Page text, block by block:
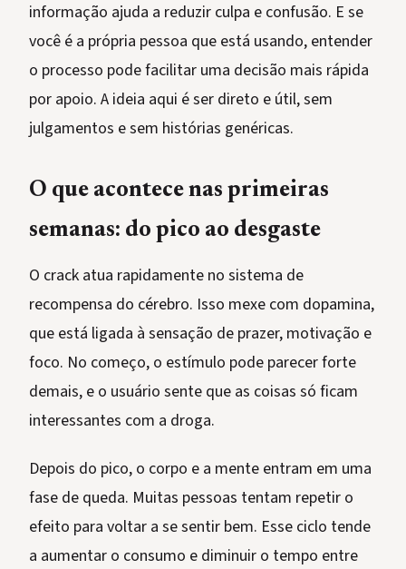
informação ajuda a reduzir culpa e confusão. E se
você é a própria pessoa que está usando, entender
o processo pode facilitar uma decisão mais rápida
por apoio. A ideia aqui é ser direto e útil, sem
julgamentos e sem histórias genéricas.
O que acontece nas primeiras
semanas: do pico ao desgaste
O crack atua rapidamente no sistema de
recompensa do cérebro. Isso mexe com dopamina,
que está ligada à sensação de prazer, motivação e
foco. No começo, o estímulo pode parecer forte
demais, e o usuário sente que as coisas só ficam
interessantes com a droga.
Depois do pico, o corpo e a mente entram em uma
fase de queda. Muitas pessoas tentam repetir o
efeito para voltar a se sentir bem. Esse ciclo tende
a aumentar o consumo e diminuir o tempo entre